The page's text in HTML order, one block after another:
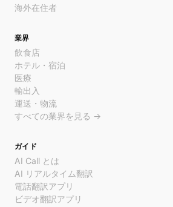
海外在住者
業界
飲食店
ホテル・宿泊
医療
輸出入
運送・物流
すべての業界を見る →
ガイド
AI Call とは
AI リアルタイム翻訳
電話翻訳アプリ
ビデオ翻訳アプリ